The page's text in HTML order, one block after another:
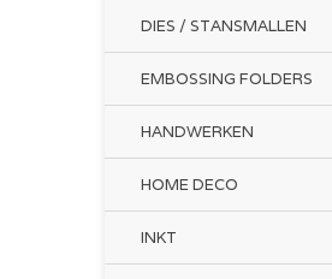
DIES / STANSMALLEN
EMBOSSING FOLDERS
HANDWERKEN
HOME DECO
INKT